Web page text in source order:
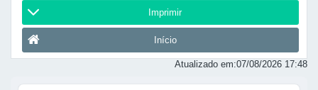
Imprimir
Início
Atualizado em:07/08/2026 17:48